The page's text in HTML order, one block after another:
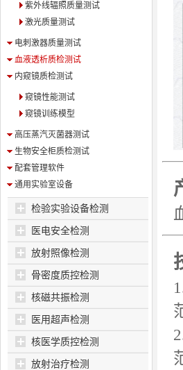
紫外线辐照质量测试
激光质量测试
电刺激器质量测试
血液透析质检测试
内窥镜质检测试
窥镜性能测试
窥镜训练模型
高压蒸汽灭菌器测试
生物安全柜质检测试
配套管理软件
通用实验室设备
检验实验设备检测
医电安全检测
放射照像检测
骨密度质控检测
核磁共振检测
医用超声检测
核医学质控检测
放射治疗检测